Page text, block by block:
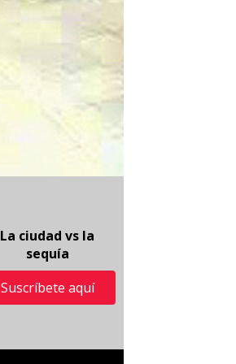
La ciudad vs la
sequía
Suscríbete aquí